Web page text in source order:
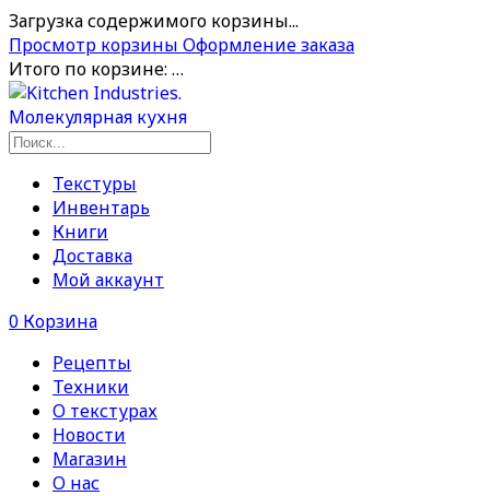
Загрузка содержимого корзины...
Просмотр корзины Оформление заказа
Итого по корзине: …
Текстуры
Инвентарь
Книги
Доставка
Мой аккаунт
0 Корзина
Рецепты
Техники
О текстурах
Новости
Магазин
О нас